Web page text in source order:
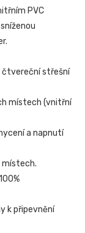
PVC
čtvereční střešní
místech (vnitřní
a napnutí
místech.
k připevnění